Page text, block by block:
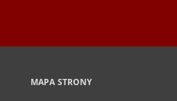
MAPA STRONY